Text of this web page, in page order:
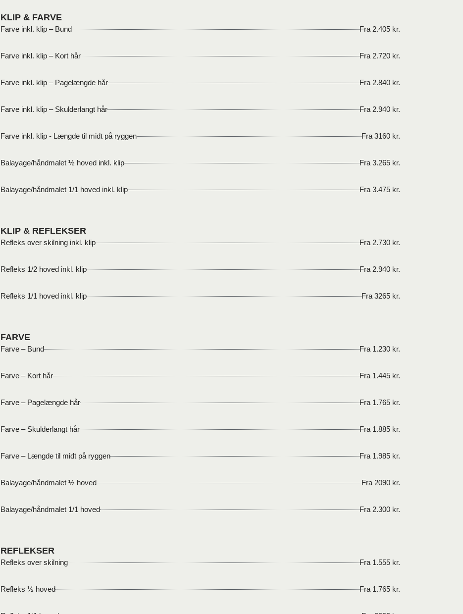
KLIP & FARVE
Farve inkl. klip – Bund Fra 2.405 kr.
Farve inkl. klip – Kort hår Fra 2.720 kr.
Farve inkl. klip – Pagelængde hår Fra 2.840 kr.
Farve inkl. klip – Skulderlangt hår Fra 2.940 kr.
Farve inkl. klip - Længde til midt på ryggen Fra 3160 kr.
Balayage/håndmalet ½ hoved inkl. klip Fra 3.265 kr.
Balayage/håndmalet 1/1 hoved inkl. klip Fra 3.475 kr.
KLIP & REFLEKSER
Refleks over skilning inkl. klip Fra 2.730 kr.
Refleks 1/2 hoved inkl. klip Fra 2.940 kr.
Refleks 1/1 hoved inkl. klip Fra 3265 kr.
FARVE
Farve – Bund Fra 1.230 kr.
Farve – Kort hår Fra 1.445 kr.
Farve – Pagelængde hår Fra 1.765 kr.
Farve – Skulderlangt hår Fra 1.885 kr.
Farve – Længde til midt på ryggen Fra 1.985 kr.
Balayage/håndmalet ½ hoved Fra 2090 kr.
Balayage/håndmalet 1/1 hoved Fra 2.300 kr.
REFLEKSER
Refleks over skilning Fra 1.555 kr.
Refleks ½ hoved Fra 1.765 kr.